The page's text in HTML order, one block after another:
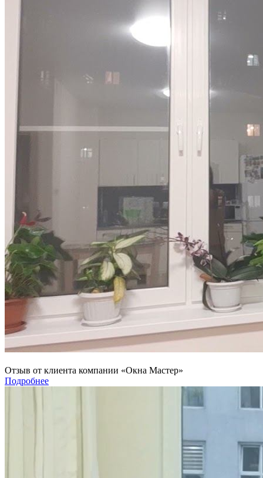
Отзыв от клиента компании «Окна Мастер»
Подробнее